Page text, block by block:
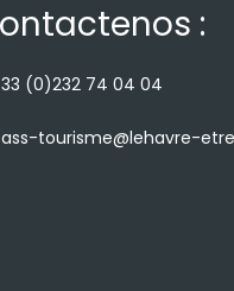
:
(0)232 74 04 04
tourisme@lehavre-